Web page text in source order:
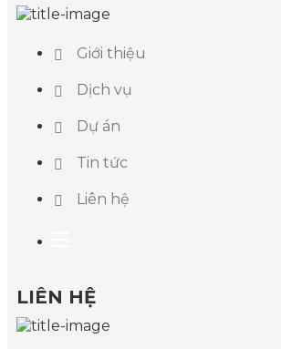
Giới thiệu
Dịch vụ
Dự án
Tin tức
Liên hệ
LIÊN HỆ